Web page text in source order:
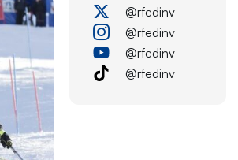
@rfedinv
@rfedinv
@rfedinv
@rfedinv